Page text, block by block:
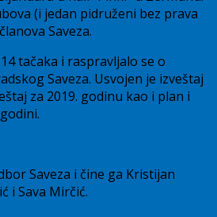
(i jedan pidruženi bez prava
Saveza.
tačaka i raspravljalo se o
Saveza. Usvojen je izveštaj
za 2019. godinu kao i plan i
Saveza i čine ga Kristijan
i Sava Mirčić.